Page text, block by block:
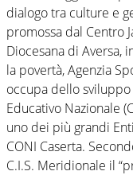
dialogo tra culture e
promossa dal Centro
Diocesana di Aversa,
la povertà, Agenzia
occupa dello
Educativo Nazionale
uno dei più grandi
CONI Caserta.
C.I.S. Meridionale il